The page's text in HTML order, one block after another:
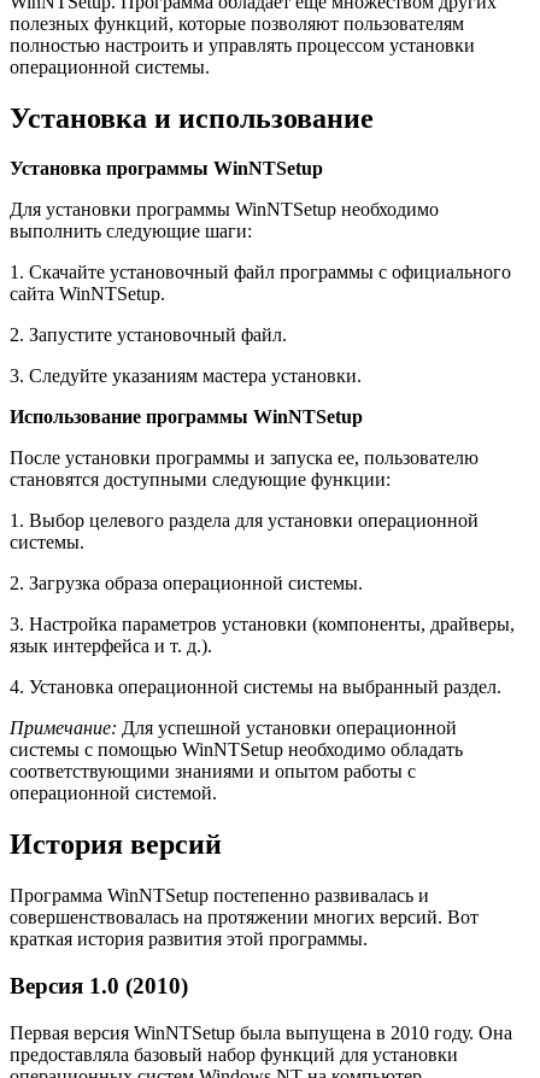
полезных функций, которые позволяют пользователям
полностью настроить и управлять процессом установки
операционной системы.
Установка и использование
Установка программы WinNTSetup
Для установки программы WinNTSetup необходимо
выполнить следующие шаги:
1. Скачайте установочный файл программы с официального
сайта WinNTSetup.
2. Запустите установочный файл.
3. Следуйте указаниям мастера установки.
Использование программы WinNTSetup
После установки программы и запуска ее, пользователю
становятся доступными следующие функции:
1. Выбор целевого раздела для установки операционной
системы.
2. Загрузка образа операционной системы.
3. Настройка параметров установки (компоненты, драйверы,
язык интерфейса и т. д.).
4. Установка операционной системы на выбранный раздел.
Примечание: Для успешной установки операционной
системы с помощью WinNTSetup необходимо обладать
соответствующими знаниями и опытом работы с
операционной системой.
История версий
Программа WinNTSetup постепенно развивалась и
совершенствовалась на протяжении многих версий. Вот
краткая история развития этой программы.
Версия 1.0 (2010)
Первая версия WinNTSetup была выпущена в 2010 году. Она
предоставляла базовый набор функций для установки